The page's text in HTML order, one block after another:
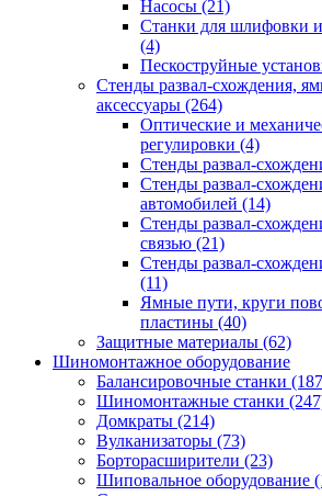
Насосы (21)
Станки для шлифовки
(4)
Пескоструйные
Стенды развал-схождения,
аксессуары (264)
Оптические и
регулировки (4)
Стенды развал-
Стенды развал-
автомобилей (14)
Стенды развал-
связью (21)
Стенды развал-
(11)
Ямные пути, круги
пластины (40)
Защитные материалы (62)
Шиномонтажное оборудование
Балансировочные станки
Шиномонтажные станки
Домкраты (214)
Вулканизаторы (73)
Борторасширители (23)
Шиповальное оборудование